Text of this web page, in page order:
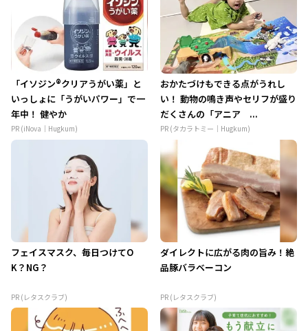
「イソジン®クリアうがい薬」と
いっしょに「うがいパワー」で一
年中！ 健やか
PR (iNova｜Hugkum)
おかたづけもできる点がうれし
い！ 動物の鳴き声やセリフが盛り
だくさんの「アニア ...
PR (タカラトミー｜Hugkum)
フェイスマスク、毎日つけてO
K？NG？
PR (レタスクラブ)
ダイレクトに広がる肉の旨み！絶
品豚バラベーコン
PR (レタスクラブ)